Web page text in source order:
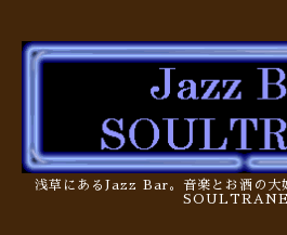
浅草にあるJazz Bar。音楽とお酒の大
SOULTRANE